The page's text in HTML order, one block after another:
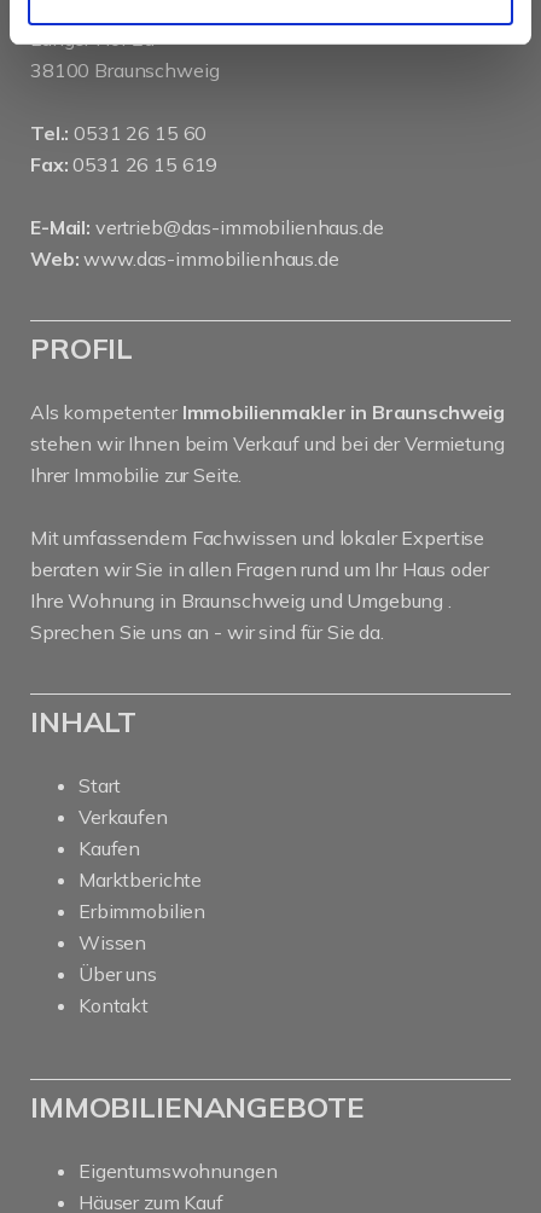
Langer Hof 2d
38100 Braunschweig
Tel.: 0531 26 15 60
Fax: 0531 26 15 619
E-Mail: vertrieb@das-immobilienhaus.de
Web: www.das-immobilienhaus.de
PROFIL
Als kompetenter Immobilienmakler in Braunschweig
stehen wir Ihnen beim Verkauf und bei der Vermietung
Ihrer Immobilie zur Seite.
Mit umfassendem Fachwissen und lokaler Expertise
beraten wir Sie in allen Fragen rund um Ihr Haus oder
Ihre Wohnung in Braunschweig und Umgebung .
Sprechen Sie uns an - wir sind für Sie da.
INHALT
Start
Verkaufen
Kaufen
Marktberichte
Erbimmobilien
Wissen
Über uns
Kontakt
IMMOBILIENANGEBOTE
Eigentumswohnungen
Häuser zum Kauf